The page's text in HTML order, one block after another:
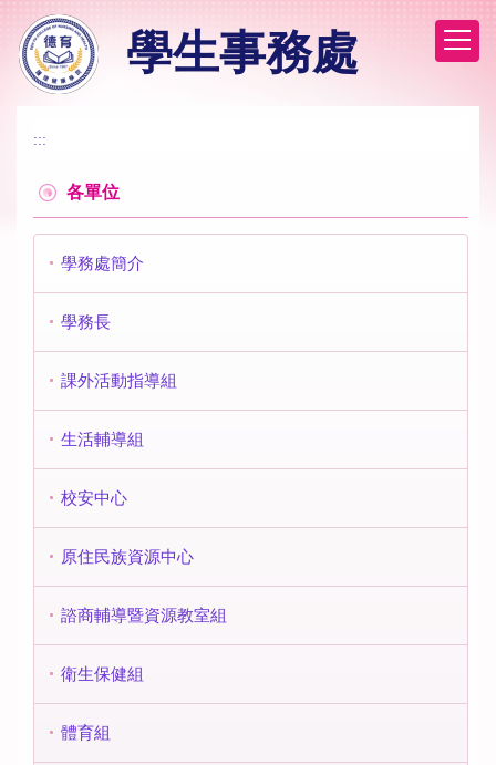
到
主
學生事務處
:::
各單位
學務處簡介
學務長
課外活動指導組
生活輔導組
校安中心
原住民族資源中心
諮商輔導暨資源教室組
衛生保健組
體育組